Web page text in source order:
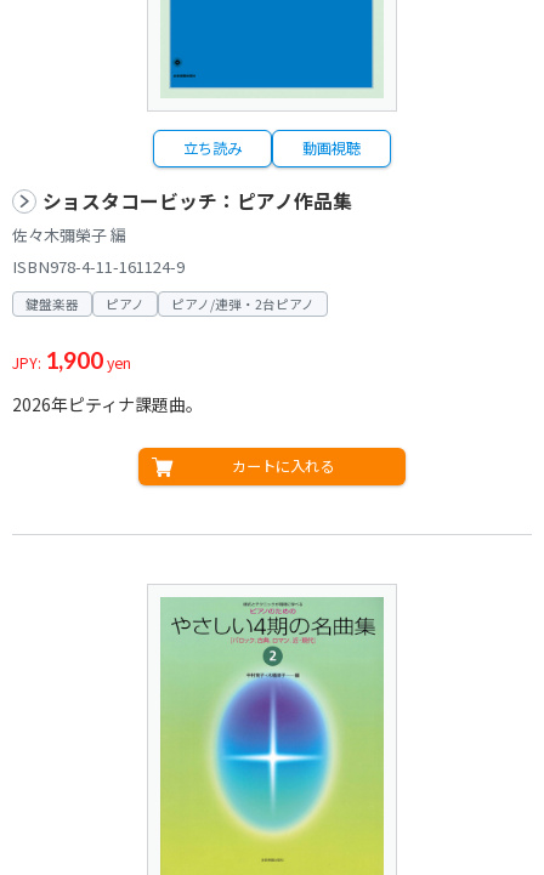
立ち読み 動画視聴
ショスタコービッチ：ピアノ作品集
佐々木彌榮子 編
ISBN978-4-11-161124-9
鍵盤楽器 ピアノ ピアノ/連弾・2台ピアノ
JPY: 1,900yen
2026年ピティナ課題曲。
カートに入れる